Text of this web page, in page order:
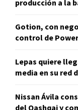
producción a la
Gotion, con
control de
Lepas quiere
media en su red
Nissan Ávila
del Qashqai y